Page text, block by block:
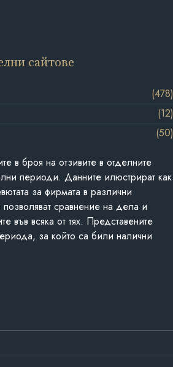
сайтове
(478)
(12)
(50)
в броя на отзивите в отделните
периоди. Данните илюстрират как
за фирмата в различни
сравнение на дела и
във всяка от тях. Представените
за който са били налични